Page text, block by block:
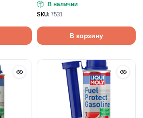
В наличии
SKU: 7531
В корзину